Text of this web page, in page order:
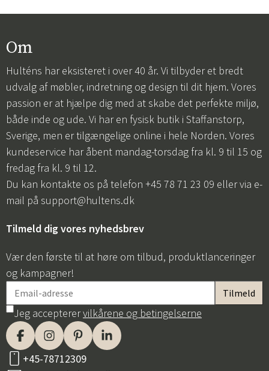
Om
Hulténs har eksisteret i over 40 år. Vi tilbyder et bredt
udvalg af møbler, indretning og design til dit hjem. Vores
passion er at hjælpe dig med at skabe det perfekte miljø,
både inde og ude. Vi har en fysisk butik i Staffanstorp,
Sverige, men er tilgængelige online i hele Norden. Vores
kundeservice har åbent mandag-torsdag fra kl. 9 til 15 og
fredag fra kl. 9 til 12.
Du kan kontakte os på telefon +45 78 71 23 09 eller via e-
mail på support@hultens.dk
Tilmeld dig vores nyhedsbrev
Vær den første til at høre om tilbud, produktlanceringer
og kampagner!
Jeg accepterervilkårene og betingelserne
+45-78712309